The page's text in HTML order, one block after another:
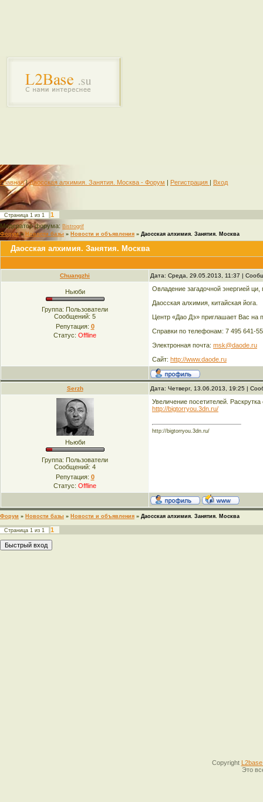
Главная|Даосская алхимия. Занятия. Москва - Форум | Регистрация | Вход
Страница 1 из 1
1
Модератор форума: Bistrogrif
Форум » Новости базы » Новости и объявления » Даосская алхимия. Занятия. Москва
Даосская алхимия. Занятия. Москва
Chuangzhi Дата: Среда, 29.05.2013, 11:37 |
Ньюби
Группа: Пользователи
Сообщений: 5
Репутация: 0
Статус: Offline
Овладение загадочной энергией
Даосская алхимия, китайская йога.
Центр «Дао Дэ» приглашает Вас на
Справки по телефонам: 7 495 641-
Электронная почта: msk@daode.ru
Сайт: http://www.daode.ru
Serzh Дата: Четверг, 13.06.2013, 19:25 |
Ньюби
Группа: Пользователи
Сообщений: 4
Репутация: 0
Статус: Offline
Увеличение посетителей. Раскрутка
http://bigtorryou.3dn.ru/
http://bigtorryou.3dn.ru/
Форум » Новости базы » Новости и объявления » Даосская алхимия. Занятия. Москва
Страница 1 из 1 1
Copyright
Это